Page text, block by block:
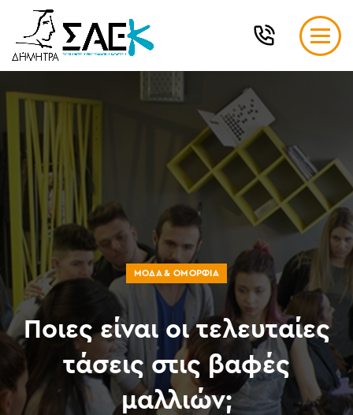
ΜΌΔΑ & ΟΜΟΡΦΙΆ
Ποιες είναι οι τελευταίες
τάσεις στις βαφές
μαλλιών;